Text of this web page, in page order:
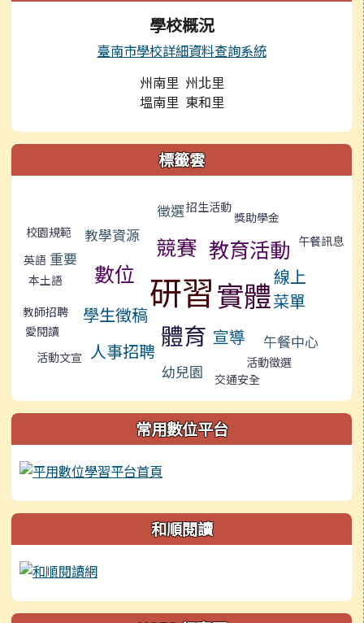
學校概況
臺南市學校詳細資料查詢系統
州南里 州北里
塭南里 東和里
標籤雲
徵選招生活動
校園規範
教學資源
獎助學金
競賽
重要 教育活動 午餐訊息
英語
本土語
數位 研習實體線上
教師招聘 學生徵稿
菜單
愛閱讀 體育
活動文宣 人事招聘
宣導
午餐中心
幼兒園
活動徵選
交通安全
常用數位平台
和順閱讀